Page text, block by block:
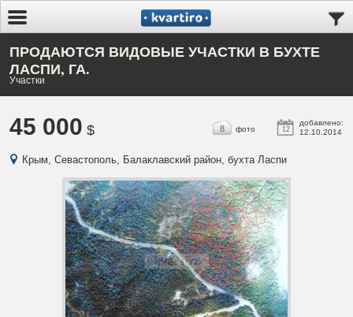
ПРОДАЮТСЯ ВИДОВЫЕ УЧАСТКИ В БУХТЕ
ЛАСПИ, ГА.
Участки
45 000 $ 12
добавлено:
12.10.2014
8 фото
Крым, Севастополь, Балаклавский район, бухта Ласпи